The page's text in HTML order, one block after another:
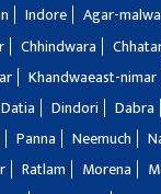
Indore Agar-malwa
Chhindwara
Khandwaeast-nimar
Datia Dindori Dabra
Panna Neemuch
Ratlam Morena